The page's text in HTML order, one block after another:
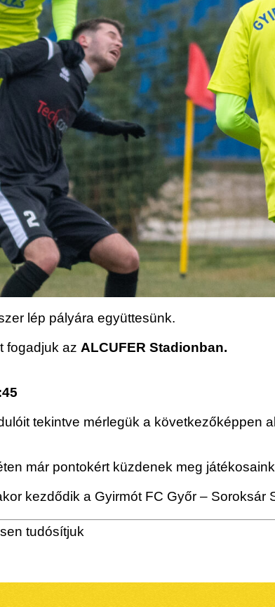
lép pályára együttesünk.
fogadjuk az ALCUFER Stadionban.
tekintve mérlegük a következőképpen
már pontokért küzdenek meg
kezdődik a Gyirmót FC Győr – Soroksár
tudósítjuk